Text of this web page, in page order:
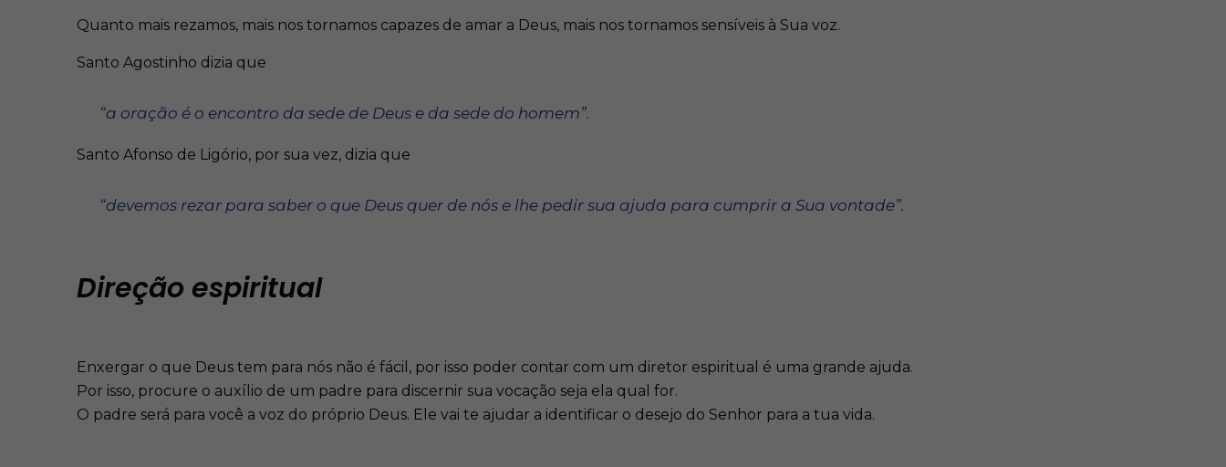
Quanto mais rezamos, mais nos tornamos capazes de amar a Deus, mais nos tornamos sensíveis à Sua voz.
Santo Agostinho dizia que
“a oração é o encontro da sede de Deus e da sede do homem”.
Santo Afonso de Ligório, por sua vez, dizia que
“devemos rezar para saber o que Deus quer de nós e lhe pedir sua ajuda para cumprir a Sua vontade”.
Direção espiritual
Enxergar o que Deus tem para nós não é fácil, por isso poder contar com um diretor espiritual é uma grande ajuda.
Por isso, procure o auxílio de um padre para discernir sua vocação seja ela qual for.
O padre será para você a voz do próprio Deus. Ele vai te ajudar a identificar o desejo do Senhor para a tua vida.